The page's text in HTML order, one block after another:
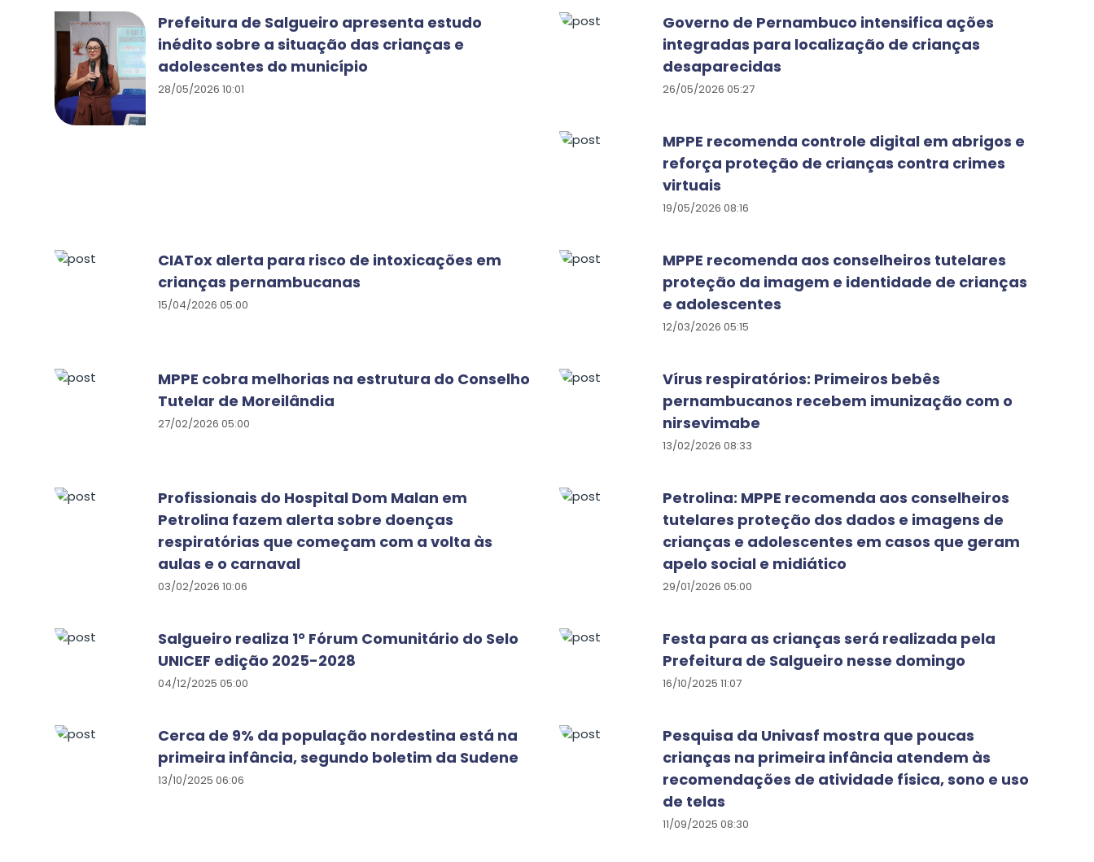
Prefeitura de Salgueiro apresenta estudo
inédito sobre a situação das crianças e
adolescentes do município
28/05/2026 10:01
Governo de Pernambuco intensifica ações
integradas para localização de crianças
desaparecidas
26/05/2026 05:27
MPPE recomenda controle digital em abrigos e
reforça proteção de crianças contra crimes
virtuais
19/05/2026 08:16
CIATox alerta para risco de intoxicações em
crianças pernambucanas
15/04/2026 05:00
MPPE recomenda aos conselheiros tutelares
proteção da imagem e identidade de crianças
e adolescentes
12/03/2026 05:15
MPPE cobra melhorias na estrutura do Conselho
Tutelar de Moreilândia
27/02/2026 05:00
Vírus respiratórios: Primeiros bebês
pernambucanos recebem imunização com o
nirsevimabe
13/02/2026 08:33
Profissionais do Hospital Dom Malan em
Petrolina fazem alerta sobre doenças
respiratórias que começam com a volta às
aulas e o carnaval
03/02/2026 10:06
Petrolina: MPPE recomenda aos conselheiros
tutelares proteção dos dados e imagens de
crianças e adolescentes em casos que geram
apelo social e midiático
29/01/2026 05:00
Salgueiro realiza 1° Fórum Comunitário do Selo
UNICEF edição 2025-2028
04/12/2025 05:00
Festa para as crianças será realizada pela
Prefeitura de Salgueiro nesse domingo
16/10/2025 11:07
Cerca de 9% da população nordestina está na
primeira infância, segundo boletim da Sudene
13/10/2025 06:06
Pesquisa da Univasf mostra que poucas
crianças na primeira infância atendem às
recomendações de atividade física, sono e uso
de telas
11/09/2025 08:30